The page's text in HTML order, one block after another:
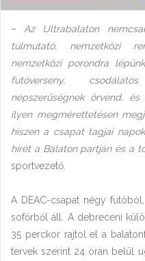
–Az Ultrabalaton
túlmutató, nemzetközi
nemzetközi porondra
futóverseny,
népszerűségnek örvend,
ilyen megmérettetésen
hiszen a csapat tagjai
hírét a Balaton partján és a
sportvezető.
A DEAC-csapat négy
sofőrből áll. A debreceni
35 perckor rajtol el a
tervek szerint 24 órán belül